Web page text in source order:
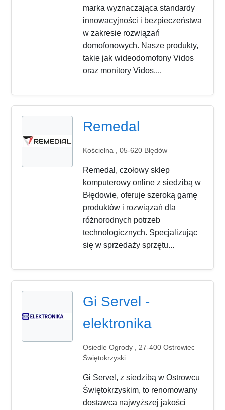
marka wyznaczająca standardy
innowacyjności i bezpieczeństwa
w zakresie rozwiązań
domofonowych. Nasze produkty,
takie jak wideodomofony Vidos
oraz monitory Vidos,...
Remedal
Kościelna , 05-620 Błędów
Remedal, czołowy sklep
komputerowy online z siedzibą w
Błędowie, oferuje szeroką gamę
produktów i rozwiązań dla
różnorodnych potrzeb
technologicznych. Specjalizując
się w sprzedaży sprzętu...
Gi Servel -
elektronika
Osiedle Ogrody , 27-400 Ostrowiec
Świętokrzyski
Gi Servel, z siedzibą w Ostrowcu
Świętokrzyskim, to renomowany
dostawca najwyższej jakości